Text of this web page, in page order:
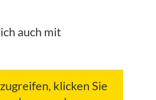
auch mit
klicken Sie